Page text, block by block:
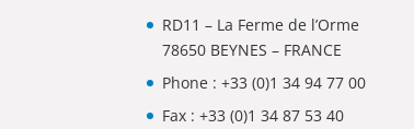
RD11 – La Ferme de l’Orme
78650 BEYNES – FRANCE
Phone :+33 (0)1 34 94 77 00
Fax : +33 (0)1 34 87 53 40